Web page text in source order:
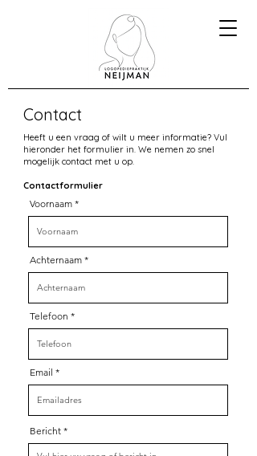
Contact
Heeft u een vraag of wilt u meer informatie? Vul
hieronder het formulier in. We nemen zo snel
mogelijk contact met u op.
Contactformulier
Voornaam
Achternaam
Telefoon
Email
Bericht